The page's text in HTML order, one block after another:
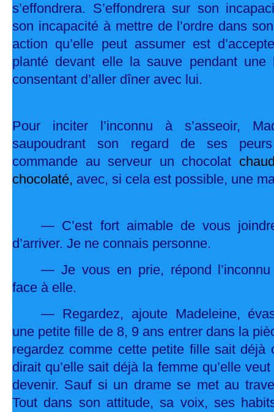
s’effondrera. S’effondrera sur son
son incapacité à mettre de l’ordre dans
action qu’elle peut assumer est
planté devant elle la sauve pendant
consentant d’aller dîner avec lui.
Pour inciter l’inconnu à s’asseoir,
saupoudrant son regard de ses
commande au serveur un chocolat
chocolaté, avec, si cela est possible, une
— C’est fort aimable de vous
d’arriver. Je ne connais personne.
— Je vous en prie, répond
face à elle.
— Regardez, ajoute Madeleine,
une petite fille de 8, 9 ans entrer dans la
regardez comme cette petite fille sait déjà
dirait qu’elle sait déjà la femme qu’elle
devenir. Sauf si un drame se met au
Tout dans son attitude, sa voix, ses